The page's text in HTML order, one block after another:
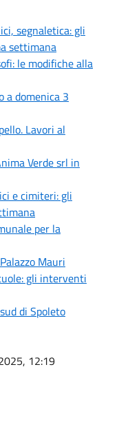
segnaletica: gli
settimana
le modifiche alla
a domenica 3
Lavori al
Verde srl in
e cimiteri: gli
per la
Mauri
gli interventi
di Spoleto
12:19